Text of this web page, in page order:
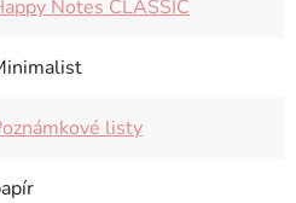
Notes CLASSIC
listy